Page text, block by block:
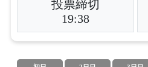
投票締切
19:38